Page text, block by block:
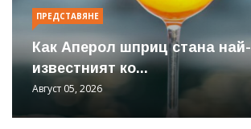
ПРЕДСТАВЯНЕ
Как Аперол шприц стана най-
известният ко...
Август 05, 2026